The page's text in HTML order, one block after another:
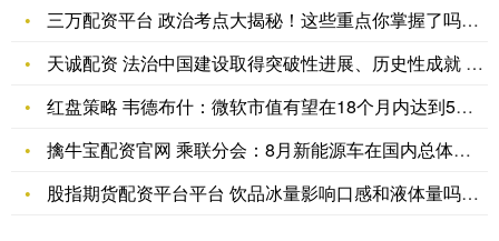
三万配资平台 政治考点大揭秘！这些重点你掌握了吗？_理论_道
天诚配资 法治中国建设取得突破性进展、历史性成就 我国是世界
红盘策略 韦德布什：微软市值有望在18个月内达到5万亿美元
擒牛宝配资官网 乘联分会：8月新能源车在国内总体乘用车的零售
股指期货配资平台平台 饮品冰量影响口感和液体量吗？30.4万